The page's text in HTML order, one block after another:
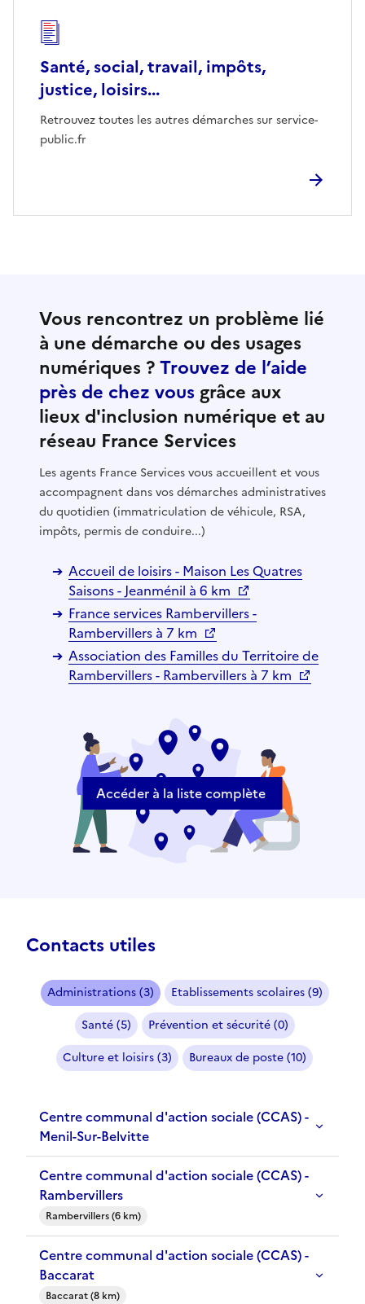
Santé, social, travail, impôts,
justice, loisirs...
Retrouvez toutes les autres démarches sur service-
public.fr
Vous rencontrez un problème lié
à une démarche ou des usages
numériques ?Trouvez de l’aide
près de chez vous grâce aux
lieux d'inclusion numérique et au
réseau France Services
Les agents France Services vous accueillent et vous
accompagnent dans vos démarches administratives
du quotidien (immatriculation de véhicule, RSA,
impôts, permis de conduire...)
Accueil de loisirs - Maison Les Quatres
Saisons - Jeanménil à 6 km
France services Rambervillers -
Rambervillers à 7 km
Association des Familles du Territoire de
Rambervillers - Rambervillers à 7 km
Accéder à la liste complète
Contacts utiles
Administrations (3)
Etablissements scolaires (9)
Santé (5)
Prévention et sécurité (0)
Culture et loisirs (3)
Bureaux de poste (10)
Centre communal d'action sociale (CCAS) -
Menil-Sur-Belvitte
Centre communal d'action sociale (CCAS) -
Rambervillers
Rambervillers (6 km)
Centre communal d'action sociale (CCAS) -
Baccarat
Baccarat (8 km)